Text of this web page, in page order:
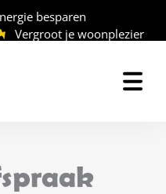
besparen
Vergroot je woonplezier